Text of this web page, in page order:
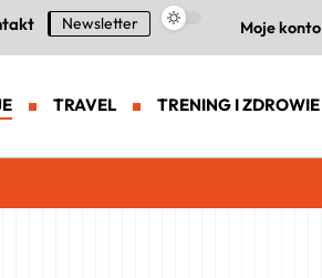
Newsletter Moje konto
TRAVEL TRENING I ZDROWIE